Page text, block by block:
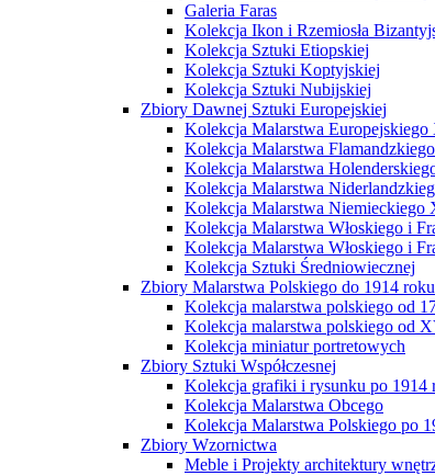
Galeria Faras
Kolekcja Ikon i Rzemiosła
Kolekcja Sztuki Etiopskiej
Kolekcja Sztuki Koptyjskiej
Kolekcja Sztuki Nubijskiej
Zbiory Dawnej Sztuki Europejskiej
Kolekcja Malarstwa
Kolekcja Malarstwa
Kolekcja Malarstwa
Kolekcja Malarstwa
Kolekcja Malarstwa
Kolekcja Malarstwa Włoskiego i
Kolekcja Malarstwa Włoskiego i
Kolekcja Sztuki Średniowiecznej
Zbiory Malarstwa Polskiego do 1914 roku
Kolekcja malarstwa polskiego od
Kolekcja malarstwa polskiego od
Kolekcja miniatur portretowych
Zbiory Sztuki Współczesnej
Kolekcja grafiki i rysunku po 1914
Kolekcja Malarstwa Obcego
Kolekcja Malarstwa Polskiego po
Zbiory Wzornictwa
Meble i Projekty architektury